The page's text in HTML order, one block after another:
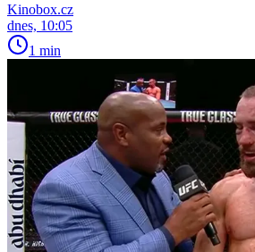
Kinobox.cz
dnes, 10:05
1 min